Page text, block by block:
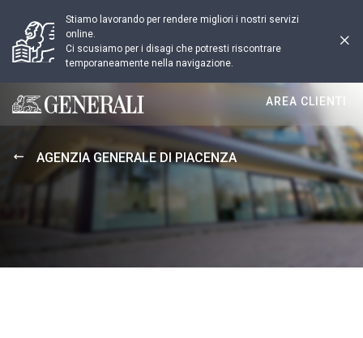
Stiamo lavorando per rendere migliori i nostri servizi
online.
Ci scusiamo per i disagi che potresti riscontrare
temporaneamente nella navigazione.
Generali logo
AREA CLIENTI
AGENZIA GENERALE DI PIACENZA